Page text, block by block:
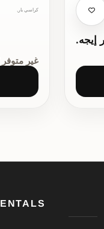
إيجه.
كراسي بار,
غير متوفر